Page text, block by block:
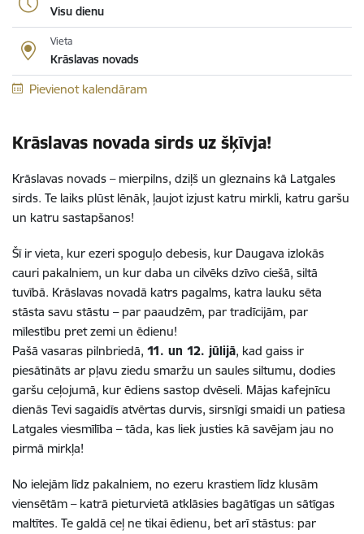
Visu dienu
Vieta
Krāslavas novads
Pievienot kalendāram
Krāslavas novada sirds uz šķīvja!
Krāslavas novads – mierpilns, dziļš un gleznains kā Latgales
sirds. Te laiks plūst lēnāk, ļaujot izjust katru mirkli, katru garšu
un katru sastapšanos!
Šī ir vieta, kur ezeri spoguļo debesis, kur Daugava izlokās
cauri pakalniem, un kur daba un cilvēks dzīvo ciešā, siltā
tuvībā. Krāslavas novadā katrs pagalms, katra lauku sēta
stāsta savu stāstu – par paaudzēm, par tradīcijām, par
mīlestību pret zemi un ēdienu!
Pašā vasaras pilnbriedā, 11. un 12. jūlijā, kad gaiss ir
piesātināts ar pļavu ziedu smaržu un saules siltumu, dodies
garšu ceļojumā, kur ēdiens sastop dvēseli. Mājas kafejnīcu
dienās Tevi sagaidīs atvērtas durvis, sirsnīgi smaidi un patiesa
Latgales viesmīlība – tāda, kas liek justies kā savējam jau no
pirmā mirkļa!
No ielejām līdz pakalniem, no ezeru krastiem līdz klusām
viensētām – katrā pieturvietā atklāsies bagātīgas un sātīgas
maltītes. Te galdā ceļ ne tikai ēdienu, bet arī stāstus: par